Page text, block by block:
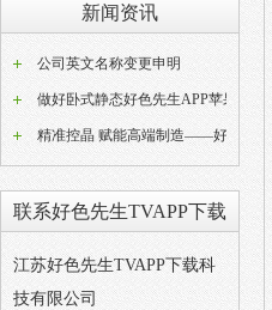
新闻资讯
公司英文名称变更申明
联系好色先生TVAPP下载
江苏好色先生TVAPP下载科
技有限公司